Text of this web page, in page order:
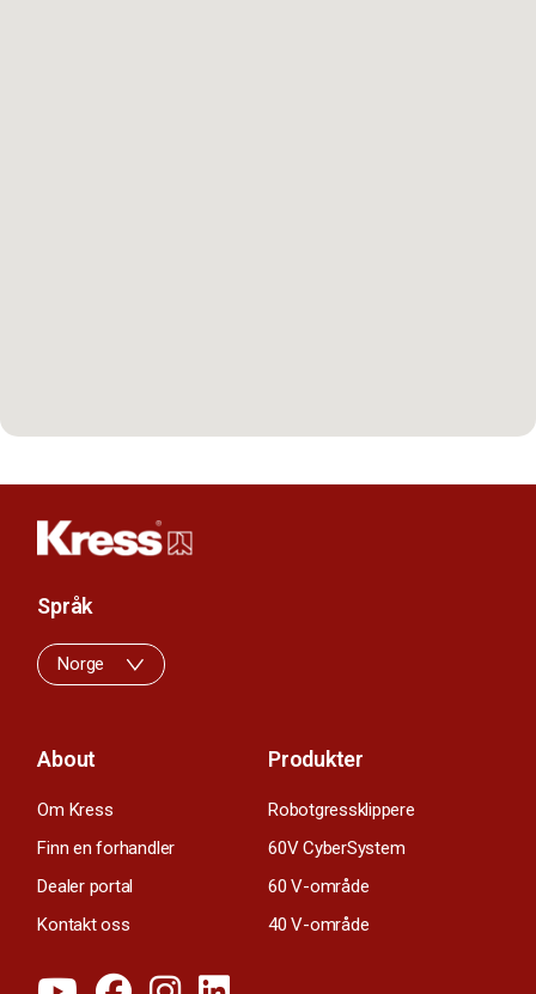
About
Om Kress
Finn en forhandler
Dealer portal
Kontakt oss
Produkter
Robotgressklippere
60V CyberSystem
60 V-område
40 V-område
Språk
Norge